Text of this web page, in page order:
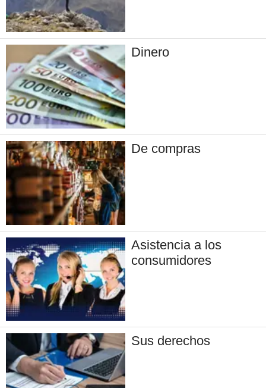
Dinero
De compras
Asistencia a los
consumidores
Sus derechos